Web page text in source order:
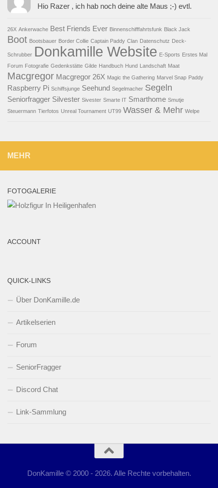
Hio Razer , ich hab noch deine alte Maus ;-) evtl.
26X Ankerwache Best Friends Ever Binnenschifffahrtsfunk Black Jack
Boot Bootsbauer Border Collie Captain Paddy Clan Datenschutz Deck-
Schrubber Donkamille Website E-Sports Erstes Mal
Forum Fotografie Gedenkstätte Gilde Handbuch Hund Landschaft Maat
Macgregor Macgregor 26X Magic the Gathering Marvel Snap Paddy
Raspberry Pi Schiffsjunge Seehund Segelmacher Segeln
Seniorfragger Silvester Sivester Smarte IT Smarthome Smutje
Steuermann Tierfotos Unreal Tournament UT99 Wasser & Mehr Welpe
MEHR
FOTOGALERIE
ACCOUNT
QUICK-LINKS
Über DonKamille.de
Artikelserien
Forum
SeniorFragger
Discord Chat
Link-Sammlung
DonKamille © 2000 - 2026. Alle Rechte vorbehalten.